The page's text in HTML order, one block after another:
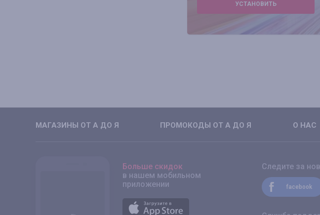
УСТАНОВИТЬ
МАГАЗИНЫ ОТ А ДО Я ПРОМОКОДЫ ОТ А ДО Я О НАС
Больше скидок
в нашем мобильном
приложении
Следите за
facebook